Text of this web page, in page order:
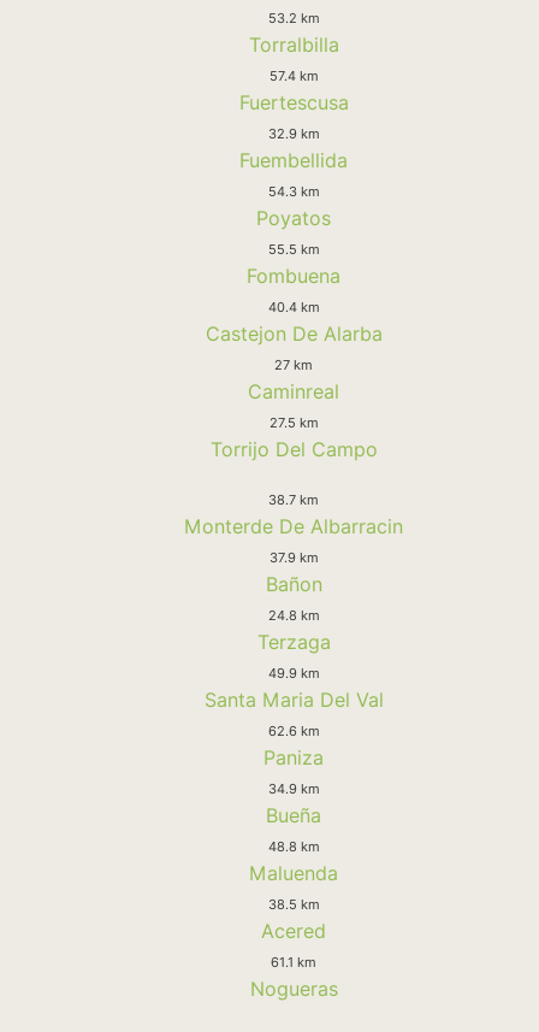
53.2 km
Torralbilla
57.4 km
Fuertescusa
32.9 km
Fuembellida
54.3 km
Poyatos
55.5 km
Fombuena
40.4 km
Castejon De Alarba
27 km
Caminreal
27.5 km
Torrijo Del Campo
38.7 km
Monterde De Albarracin
37.9 km
Bañon
24.8 km
Terzaga
49.9 km
Santa Maria Del Val
62.6 km
Paniza
34.9 km
Bueña
48.8 km
Maluenda
38.5 km
Acered
61.1 km
Nogueras